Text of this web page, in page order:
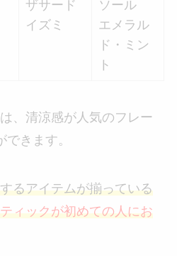
ザサード
イズミ
ソール
エメラル
ド・ミン
ト
、清涼感が人気のフレー
きます。
るアイテムが揃っている
ィックが初めての人にお